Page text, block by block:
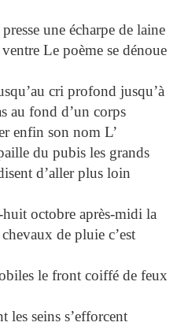
une écharpe de laine
Le poème se dénoue
cri profond jusqu’à
au fond d’un corps
enfin son nom L’
du pubis les grands
d’aller plus loin
octobre après-midi la
de pluie c’est
le front coiffé de feux
les seins s’efforcent